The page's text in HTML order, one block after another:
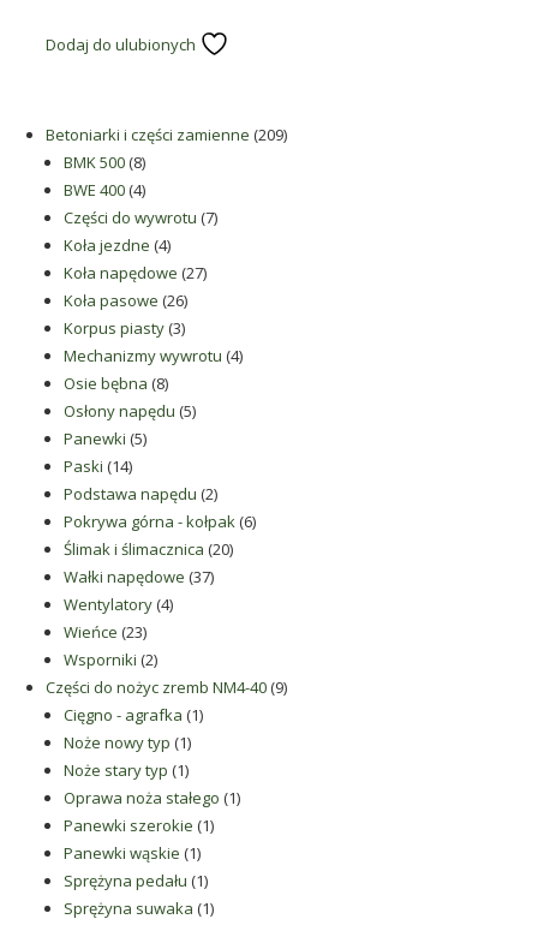
Dodaj do ulubionych
Betoniarki i części zamienne 209209
BMK 500 88
produktów
BWE 400 44
produkty
Części do wywrotu 77
Koła jezdne 44
produkty
Koła napędowe 2727
Koła pasowe 2626
produktów
Korpus piasty 33
produkty
Mechanizmy wywrotu 44
Osie bębna 88
produktów
Osłony napędu 55
Panewki 55
Paski 1414
produktów
Podstawa napędu 22
produkty
Pokrywa górna - kołpak 66
Ślimak i ślimacznica 2020
Wałki napędowe 3737
Wentylatory 44
Wieńce 2323
produkty
Wsporniki 22
produkty
Części do nożyc zremb NM4-40 99
Cięgno - agrafka 11
Noże nowy typ 11
produkt
Noże stary typ 11
produkt
Oprawa noża stałego 11
Panewki szerokie 11
Panewki wąskie 11
produkt
Sprężyna pedału 11
produkt
Sprężyna suwaka 11